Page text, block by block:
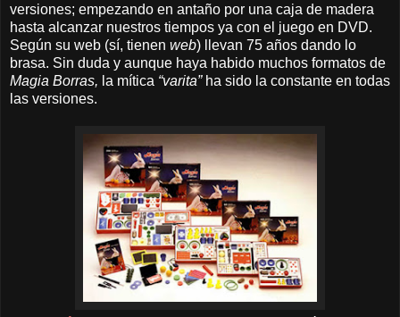
versiones; empezando en antaño por una caja de madera
hasta alcanzar nuestros tiempos ya con el juego en DVD.
Según su web (sí, tienen web) llevan 75 años dando lo
brasa. Sin duda y aunque haya habido muchos formatos de
Magia Borras, la mítica “varita”ha sido la constante en todas
las versiones.